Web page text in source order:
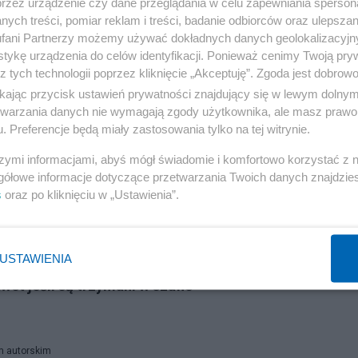
w tym roku będzie obchodzić swoje 40-lecie.
piosenkarki, którzy czekają na jej show od 2012
Jest sondaż ws. referendum
może zatopić samozatrudnionych
jeśli są trzymani w szafie
autorskim
treści, pomiar reklam i treści, badanie odbiorców oraz
Partnerzy możemy używać dokładnych danych
urządzenia do celów identyfikacji. Ponieważ cenimy Twoją
tych technologii poprzez kliknięcie „Akceptuję”. Zgoda jest
przycisk ustawień prywatności znajdujący się w lewym
danych nie wymagają zgody użytkownika, ale masz
Preferencje będą miały zastosowania tylko na tej witrynie.
informacjami, abyś mógł świadomie i komfortowo korzystać z
informacje dotyczące przetwarzania Twoich danych
oraz po kliknięciu w „Ustawienia”.
USTAWIENIA